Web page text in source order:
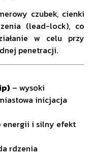
czubek, cienki
(lead-lock), co
w celu przy
penetracji.
– wysoki
inicjacja
energii i silny efekt
rdzenia